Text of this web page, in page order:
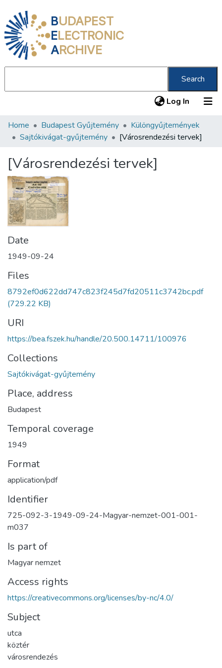
BUDAPEST
ELECTRONIC
ARCHIVE
Search
Log In (current)
Communities & Collections
Statistics
About us
Home Budapest Gyűjtemény
Különgyűjtemények
Sajtókivágat-gyűjtemény
[Városrendezési tervek]
[Városrendezési tervek]
Date
1949-09-24
Files
8792ef0d622dd747c823f245d7fd20511c3742bc.pdf
(729.22 KB)
URI
https://bea.fszek.hu/handle/20.500.14711/100976
Collections
Sajtókivágat-gyűjtemény
Place, address
Budapest
Temporal coverage
1949
Format
application/pdf
Identifier
725-092-3-1949-09-24-Magyar-nemzet-001-001-
m037
Is part of
Magyar nemzet
Access rights
https://creativecommons.org/licenses/by-nc/4.0/
Subject
utca
köztér
városrendezés